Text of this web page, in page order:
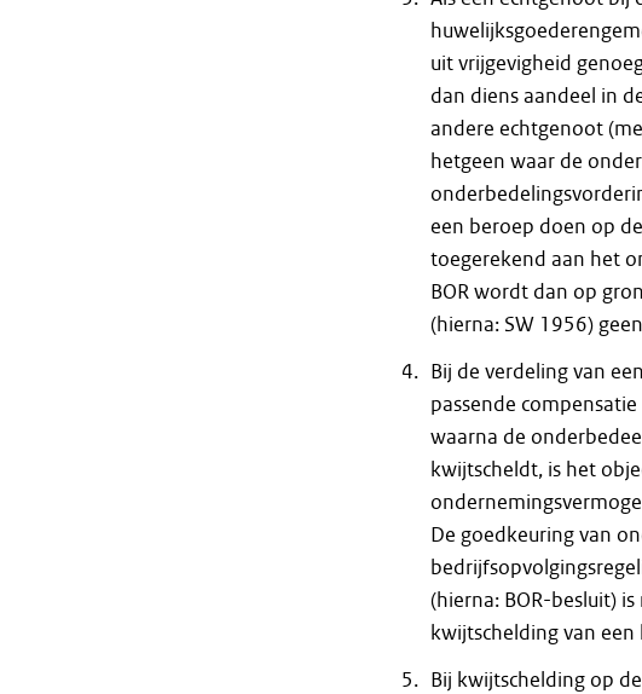
uit vrijgevigheid
dan diens aandeel in
andere echtgenoot
hetgeen waar de
een beroep doen op
toegerekend aan het
BOR wordt dan op
(hierna: SW 1956)
Bij de verdeling van
passende
waarna de
kwijtscheldt, is het
De goedkeuring van
(hierna: BOR-besluit)
kwijtschelding van
Bij kwijtschelding op